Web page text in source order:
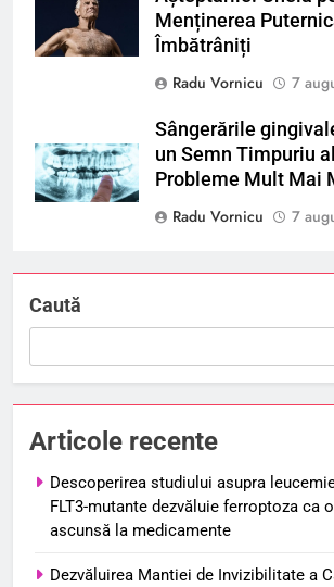
Menținerea
Îmbătrâniți
Radu Vornicu
7
Sângerările
un Semn Timpuriu
Probleme Mult Mai
Radu Vornicu
7
Caută
Articole recente
Descoperirea studiului asupra
FLT3-mutante dezvăluie ferroptoza ca
ascunsă la medicamente
Dezvăluirea Mantiei de Invizibilitate a